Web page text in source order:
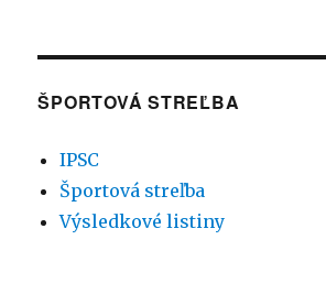
ŠPORTOVÁ STREĽBA
IPSC
Športová streľba
Výsledkové listiny